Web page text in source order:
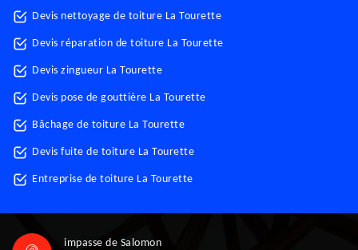
Devis nettoyage de toiture La Tourette
Devis réparation de toiture La Tourette
Devis zingueur La Tourette
Devis pose de gouttière La Tourette
Bâchage de toiture La Tourette
Devis fuite de toiture La Tourette
Entreprise de toiture La Tourette
impasse de Salomon